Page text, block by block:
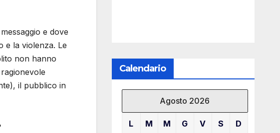
e dove
e la violenza. Le
non hanno
il pubblico in
Calendario
Agosto 2026
L M M G V S D